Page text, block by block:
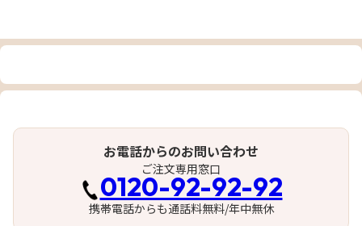
お電話からのお問い合わせ
ご注文専用窓口
0120-92-92-92
携帯電話からも通話料無料/年中無休